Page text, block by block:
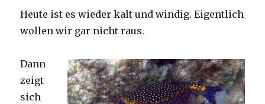
Heute ist es wieder kalt und windig. Eigentlich
wollen wir gar nicht raus.
Dann
zeigt
sich